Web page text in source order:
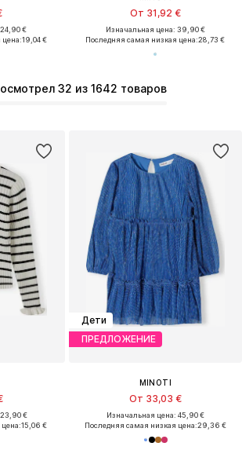
32 из 1642 товаров
€
цена:19,04 €
От 31,92 €
Изначальная цена: 39,90 €
Последняя самая низкая цена:28,73 €
€
цена:15,06 €
Дети
ПРЕДЛОЖЕНИЕ
MINOTI
От 33,03 €
Изначальная цена: 45,90 €
Последняя самая низкая цена:29,36 €